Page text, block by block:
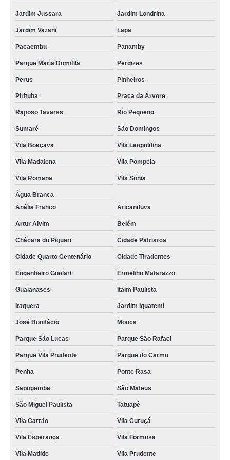
cartão pvc personalizado valor Santa Isabel
cartão em pvc personalizado valor Jardins
cartão de pvc Parque São Domingos
cartão pvc personalizado Jardim Paulistano
cartão fidelidade pvc Taboão da Serra
cartão em pvc personalizado Carandiru
empresa que faz cartão de pvc personalizado Paraíso do Morumbi
cartão de pvc Chora Menino
cartão em pvc personalizado valor Perdizes
empresa que faz cartão pvc personalizado Fazenda Morumbi
empresa que faz cartão de visita pvc Paraíso do Morumbi
cartão de pvc preço Pompéia
cartão pvc Araçatuba
onde comprar cartão de visita pvc Carandiru
cartão pvc para crachás Ibirapuera
onde comprar cartão pvc Jardim América
empresa que faz cartão de acesso pvc Santana de Parnaíba
cartão de visita em pvc preço Itupeva
empresa que faz cartão em pvc personalizado Ilhabela
onde comprar cartão de acesso pvc Vila Cordeiro
onde comprar cartão pvc para crachás Santo Amaro
empresa que faz cartão de pvc Vila Cruzeiro
cartão de pvc personalizado valor Vila Carrão
onde comprar cartão pvc personalizado Jaraguá
Jardim Jussara Jardim Londrina
Jardim Vazani Lapa
Pacaembu Panamby
Parque Maria Domitila Perdizes
Perus Pinheiros
Pirituba Praça da Arvore
Raposo Tavares Rio Pequeno
Sumaré São Domingos
Vila Boaçava Vila Leopoldina
Vila Madalena Vila Pompeia
Vila Romana Vila Sônia
Água Branca
Anália Franco
Aricanduva
Artur Alvim Belém
Chácara do Piqueri Cidade Patriarca
Cidade Quarto Centenário Cidade Tiradentes
Engenheiro Goulart Ermelino Matarazzo
Guaianases Itaim Paulista
Itaquera Jardim Iguatemi
José Bonifácio Mooca
Parque São Lucas Parque São Rafael
Parque Vila Prudente Parque do Carmo
Penha Ponte Rasa
Sapopemba São Mateus
São Miguel Paulista Tatuapé
Vila Carrão Vila Curuçá
Vila Esperança Vila Formosa
Vila Matilde Vila Prudente